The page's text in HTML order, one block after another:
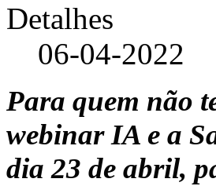
Detalhes
06-04-2022
Para quem não
webinar IA e a
dia 23 de abril,